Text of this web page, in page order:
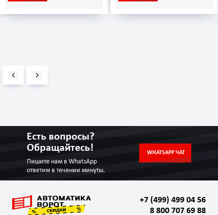
Есть вопросы?
Обращайтесь!
Пишите нам в WhatsApp
ответим в течении минуты.
WHATSAPP ЧАТ
+7 (499) 499 04 56
8 800 707 69 88